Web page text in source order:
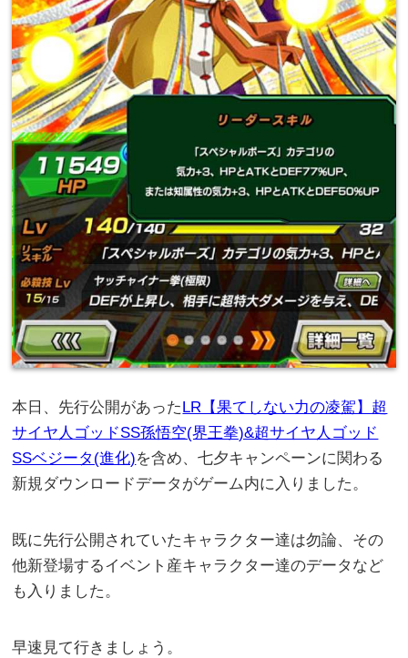
本日、先行公開があった LR【果てしない力の凌駕】超
サイヤ人ゴッドSS孫悟空(界王拳)&超サイヤ人ゴッド
SSベジータ(進化)を含め、七夕キャンペーンに関わる
新規ダウンロードデータがゲーム内に入りました。
既に先行公開されていたキャラクター達は勿論、その
他新登場するイベント産キャラクター達のデータなど
も入りました。
早速見て行きましょう。